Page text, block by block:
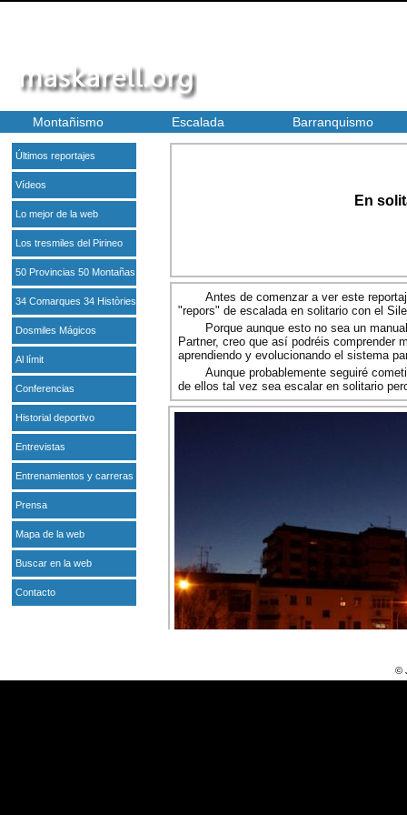
Montañismo Escalada Barranquismo
Últimos reportajes
Vídeos
Lo mejor de la web
Los tresmiles del Pirineo
50 Provincias 50 Montañas
34 Comarques 34 Històries
Dosmiles Mágicos
Al límit
Conferencias
Historial deportivo
Entrevistas
Entrenamientos y carreras
Prensa
Mapa de la web
Buscar en la web
Contacto
En
Antes de comenzar a ver este
"repors" de escalada en solitario con el
Porque aunque esto no sea un
Partner, creo que así podréis comprender
aprendiendo y evolucionando el sistema
Aunque probablemente seguiré
de ellos tal vez sea escalar en solitario
©